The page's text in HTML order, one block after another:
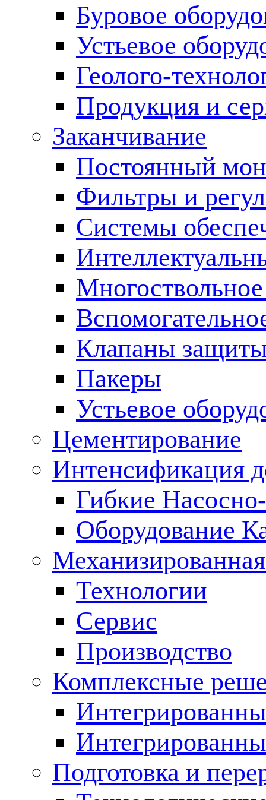
Буровое
Устьевое
Геолого-
Продукция и
Заканчивание
Постоянный
Фильтры и
Cистемы
Клапаны
Пакеры
Устьевое
Цементирование
Интенсификация
Гибкие
Оборудование
Технологии
Сервис
Производство
Комплексные
Подготовка и